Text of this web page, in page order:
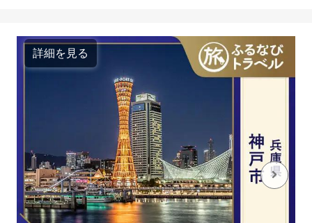
詳細を見る